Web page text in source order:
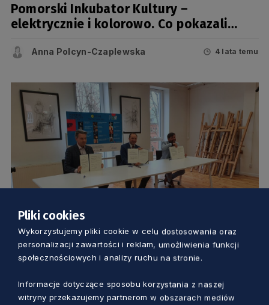
Pomorski Inkubator Kultury –
elektrycznie i kolorowo. Co pokazali
Anna Polcyn-Czaplewska 4 lata temu
KULTURA
Oficjalne otwarcie Pomorskiego
Inkubatora Kultury. Zaprasza wszystkich
artystów z regionu
Pliki cookies
Wykorzystujemy pliki cookie w celu dostosowania oraz
personalizacji zawartości i reklam, umożliwienia funkcji
społecznościowych i analizy ruchu na stronie.
Informacje dotyczące sposobu korzystania z naszej
witryny przekazujemy partnerom w obszarach mediów